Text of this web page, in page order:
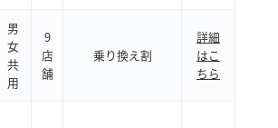
男
女
共
用
9
店
舗
乗り換え割
詳細
はこ
ちら